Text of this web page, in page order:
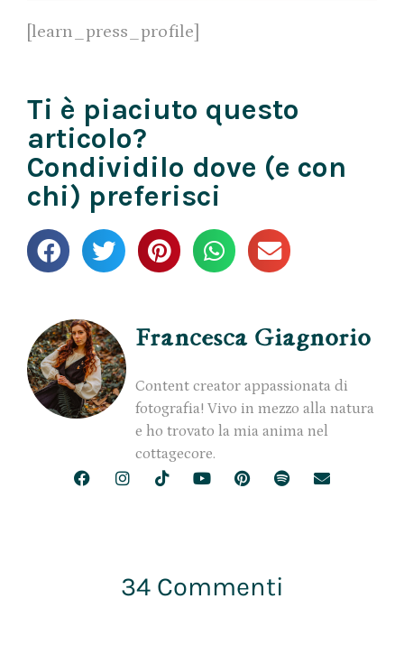
[learn_press_profile]
Ti è piaciuto questo
articolo?
Condividilo dove (e con
chi) preferisci
Francesca Giagnorio
Content creator appassionata di
fotografia! Vivo in mezzo alla natura
e ho trovato la mia anima nel
cottagecore.
34 Commenti